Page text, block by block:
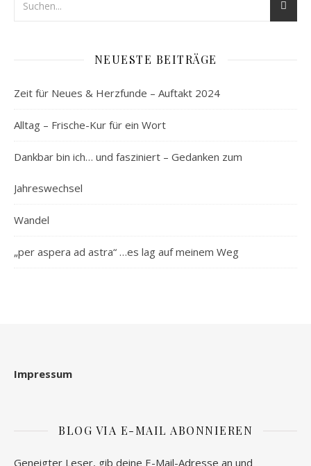
NEUESTE BEITRÄGE
Zeit für Neues & Herzfunde – Auftakt 2024
Alltag – Frische-Kur für ein Wort
Dankbar bin ich… und fasziniert – Gedanken zum
Jahreswechsel
Wandel
„per aspera ad astra“ …es lag auf meinem Weg
Impressum
BLOG VIA E-MAIL ABONNIEREN
Geneigter Leser, gib deine E-Mail-Adresse an und